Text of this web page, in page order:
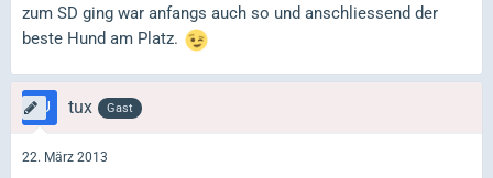
zum SD ging war anfangs auch so und anschliessend der
beste Hund am Platz.
tux Gast
22. März 2013